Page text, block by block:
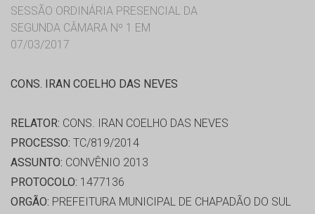
SESSÃO ORDINÁRIA PRESENCIAL DA
SEGUNDA CÂMARA Nº 1 EM
07/03/2017
CONS. IRAN COELHO DAS NEVES
RELATOR: CONS. IRAN COELHO DAS NEVES
PROCESSO: TC/819/2014
ASSUNTO: CONVÊNIO 2013
PROTOCOLO: 1477136
ORGÃO: PREFEITURA MUNICIPAL DE CHAPADÃO DO SUL